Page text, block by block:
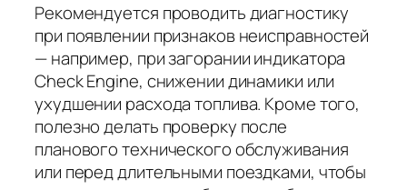
Рекомендуется проводить диагностику
при появлении признаков неисправностей
— например, при загорании индикатора
Check Engine, снижении динамики или
ухудшении расхода топлива. Кроме того,
полезно делать проверку после
планового технического обслуживания
или перед длительными поездками, чтобы